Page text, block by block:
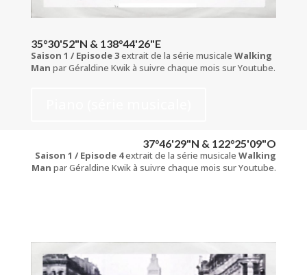
35°30'52"N & 138°44'26"E
Saison 1 / Episode 3extrait de la série musicale Walking
Man par Géraldine Kwik à suivre chaque mois sur Youtube.
37°46'29"N & 122°25'09"O
Saison 1 / Episode 4extrait de la série musicaleWalking
Man par Géraldine Kwik à suivre chaque mois sur Youtube.